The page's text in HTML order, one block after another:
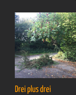
Drei plus drei